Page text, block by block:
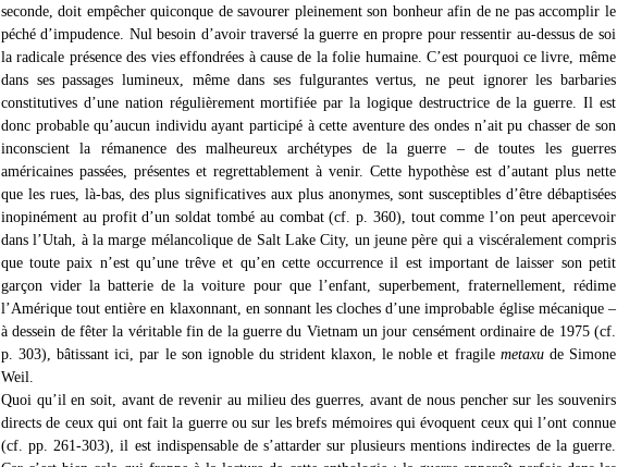
seconde, doit empêcher quiconque de savourer pleinement son bonheur afin de ne pas accomplir le
péché d’impudence. Nul besoin d’avoir traversé la guerre en propre pour ressentir au-dessus de soi
la radicale présence des vies effondrées à cause de la folie humaine. C’est pourquoi ce livre, même
dans ses passages lumineux, même dans ses fulgurantes vertus, ne peut ignorer les barbaries
constitutives d’une nation régulièrement mortifiée par la logique destructrice de la guerre. Il est
donc probable qu’aucun individu ayant participé à cette aventure des ondes n’ait pu chasser de son
inconscient la rémanence des malheureux archétypes de la guerre – de toutes les guerres
américaines passées, présentes et regrettablement à venir. Cette hypothèse est d’autant plus nette
que les rues, là-bas, des plus significatives aux plus anonymes, sont susceptibles d’être débaptisées
inopinément au profit d’un soldat tombé au combat (cf. p. 360), tout comme l’on peut apercevoir
dans l’Utah, à la marge mélancolique de Salt Lake City, un jeune père qui a viscéralement compris
que toute paix n’est qu’une trêve et qu’en cette occurrence il est important de laisser son petit
garçon vider la batterie de la voiture pour que l’enfant, superbement, fraternellement, rédime
l’Amérique tout entière en klaxonnant, en sonnant les cloches d’une improbable église mécanique –
à dessein de fêter la véritable fin de la guerre du Vietnam un jour censément ordinaire de 1975 (cf.
p. 303), bâtissant ici, par le son ignoble du strident klaxon, le noble et fragile metaxude Simone
Weil.
Quoi qu’il en soit, avant de revenir au milieu des guerres, avant de nous pencher sur les souvenirs
directs de ceux qui ont fait la guerre ou sur les brefs mémoires qui évoquent ceux qui l’ont connue
(cf. pp. 261-303), il est indispensable de s’attarder sur plusieurs mentions indirectes de la guerre.